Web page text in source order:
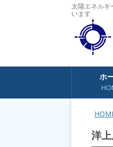
太陽エネル
います
コンテンツ
ホ
洋